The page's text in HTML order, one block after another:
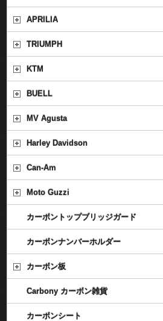
APRILIA
TRIUMPH
KTM
BUELL
MV Agusta
Harley Davidson
Can-Am
Moto Guzzi
カーボントップブリッジガード
カーボンナンバーホルダー
カーボン板
Carbony カーボン雑貨
カーボンシート